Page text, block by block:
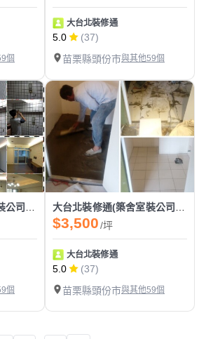
個
大台北裝修通
5.0
(37)
苗栗縣頭份市與其他59個
個
$3,500/坪
大台北裝修通
5.0
(37)
苗栗縣頭份市與其他59個